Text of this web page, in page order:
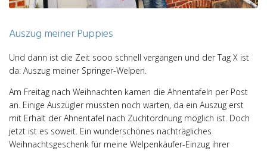
Auszug meiner Puppies
Und dann ist die Zeit sooo schnell vergangen und der Tag X ist
da: Auszug meiner Springer-Welpen.
Am Freitag nach Weihnachten kamen die Ahnentafeln per Post
an. Einige Auszügler mussten noch warten, da ein Auszug erst
mit Erhalt der Ahnentafel nach Zuchtordnung möglich ist. Doch
jetzt ist es soweit. Ein wunderschönes nachträgliches
Weihnachtsgeschenk für meine Welpenkäufer-Einzug ihrer